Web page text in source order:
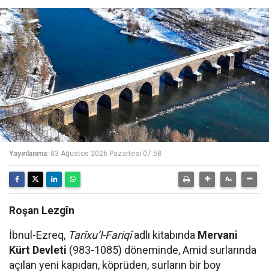
Yayınlanma: 03 Ağustos 2026 Pazartesi 07:58
Roşan Lezgîn
İbnul-Ezreq, Tarîxu’l-Fariqîadlı kitabında Mervani
Kürt Devleti (983-1085) döneminde, Amid surlarında
açılan yeni kapıdan, köprüden, surların bir boy